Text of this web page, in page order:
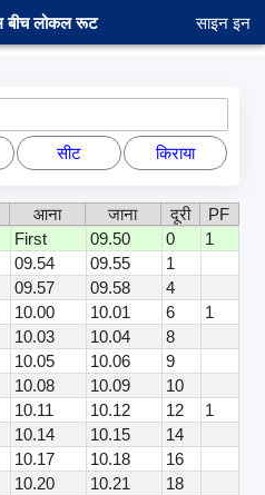
बीच लोकल रूट साइन इन
सीट किराया
आना जाना दूरी
PF
First 09.50 0
1
09.54 09.55
1
09.57 09.58
4
10.00 10.01 6
1
10.03 10.04
8
10.05 10.06
9
10.08 10.09
10
10.11 10.12 12
1
10.14 10.15
14
10.17 10.18
16
10.20 10.21
18